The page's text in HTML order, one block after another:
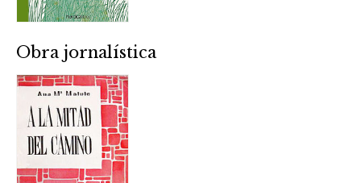
Obra jornalística